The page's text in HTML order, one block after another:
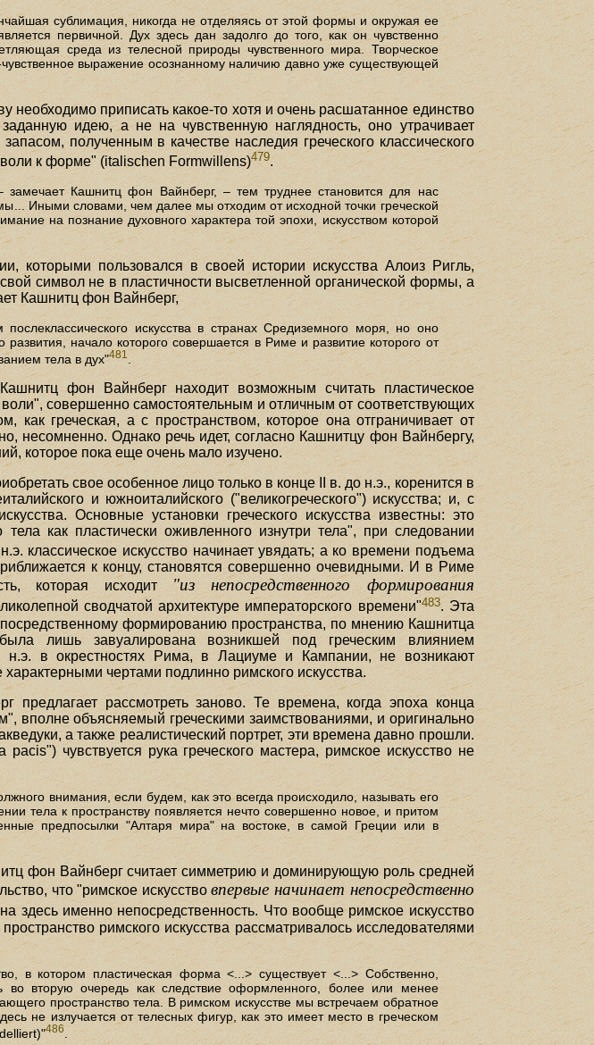
сублимация, никогда не отделяясь от этой формы и окружая ее
первичной. Дух здесь дан задолго до того, как он чувственно
среда из телесной природы чувственного мира. Творческое
выражение осознанному наличию давно уже существующей
приписать какое-то хотя и очень расшатанное единство
идею, а не на чувственную наглядность, оно утрачивает
полученным в качестве наследия греческого классического
к форме" (italischen Formwillens)479.
Кашнитц фон Вайнберг, – тем труднее становится для нас
Иными словами, чем далее мы отходим от исходной точки греческой
на познание духовного характера той эпохи, искусством которой
которыми пользовался в своей истории искусства Алоиз Ригль,
символ не в пластичности высветленной органической формы, а
Кашнитц фон Вайнберг,
искусства в странах Средиземного моря, но оно
начало которого совершается в Риме и развитие которого от
тела в дух"481
фон Вайнберг находит возможным считать пластическое
совершенно самостоятельным и отличным от соответствующих
как греческая, а с пространством, которое она отграничивает от
несомненно. Однако речь идет, согласно Кашнитцу фон Вайнбергу,
которое пока еще очень мало изучено.
свое особенное лицо только в конце II в. до н.э., коренится в
и южноиталийского ("великогреческого") искусства; и, с
Основные установки греческого искусства известны: это
как пластически оживленного изнутри тела", при следовании
классическое искусство начинает увядать; а ко времени подъема
к концу, становятся совершенно очевидными. И в Риме
которая исходит
"из непосредственного формирования
сводчатой архитектуре императорского времени"483. Эта
формированию пространства, по мнению Кашнитца
лишь завуалирована возникшей под греческим влиянием
н.э. в окрестностях Рима, в Лациуме и Кампании, не возникают
чертами подлинно римского искусства.
предлагает рассмотреть заново. Те времена, когда эпоха конца
вполне объясняемый греческими заимствованиями, и оригинально
а также реалистический портрет, эти времена давно прошли.
чувствуется рука греческого мастера, римское искусство не
внимания, если будем, как это всегда происходило, называть его
тела к пространству появляется нечто совершенно новое, и притом
предпосылки "Алтаря мира" на востоке, в самой Греции или в
фон Вайнберг считает симметрию и доминирующую роль средней
что "римское искусствовпервые начинает непосредственно
здесь именно непосредственность. Что вообще римское искусство
римского искусства рассматривалось исследователями
в котором пластическая форма <...> существует <...> Собственно,
вторую очередь как следствие оформленного, более или менее
пространство тела. В римском искусстве мы встречаем обратное
не излучается от телесных фигур, как это имеет место в греческом
486.